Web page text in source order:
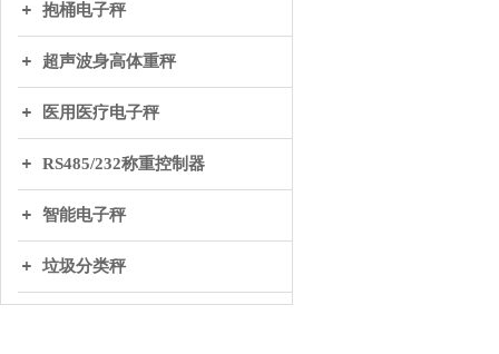
抱桶电子秤
超声波身高体重秤
医用医疗电子秤
RS485/232称重控制器
智能电子秤
垃圾分类秤